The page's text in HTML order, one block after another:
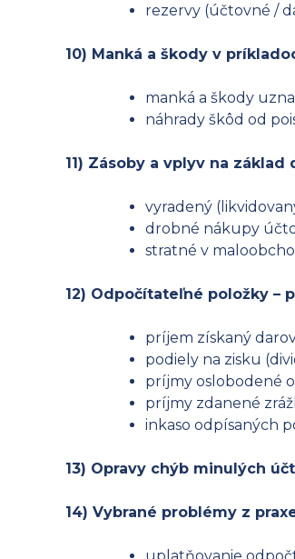
rezervy (účtovné /
10) Manká a škody v
manká a škody
náhrady škôd od
11) Zásoby a vplyv na základ
vyradený
drobné nákupy
stratné v
12) Odpočítateľné položky –
príjem získaný
podiely na zisku
príjmy oslobodené
príjmy zdanené
inkaso odpísaných
13) Opravy chýb minulých
14) Vybrané problémy z